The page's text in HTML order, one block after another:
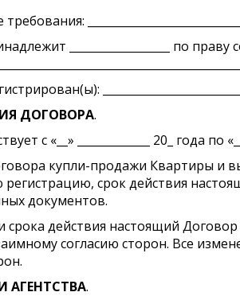
__________________ по
ДОГОВОРА.
с «__» _____________ 20_ года по
купли-продажи Квартиры
регистрацию, срок действия
документов.
срока действия настоящий
согласию сторон. Все
АГЕНТСТВА.